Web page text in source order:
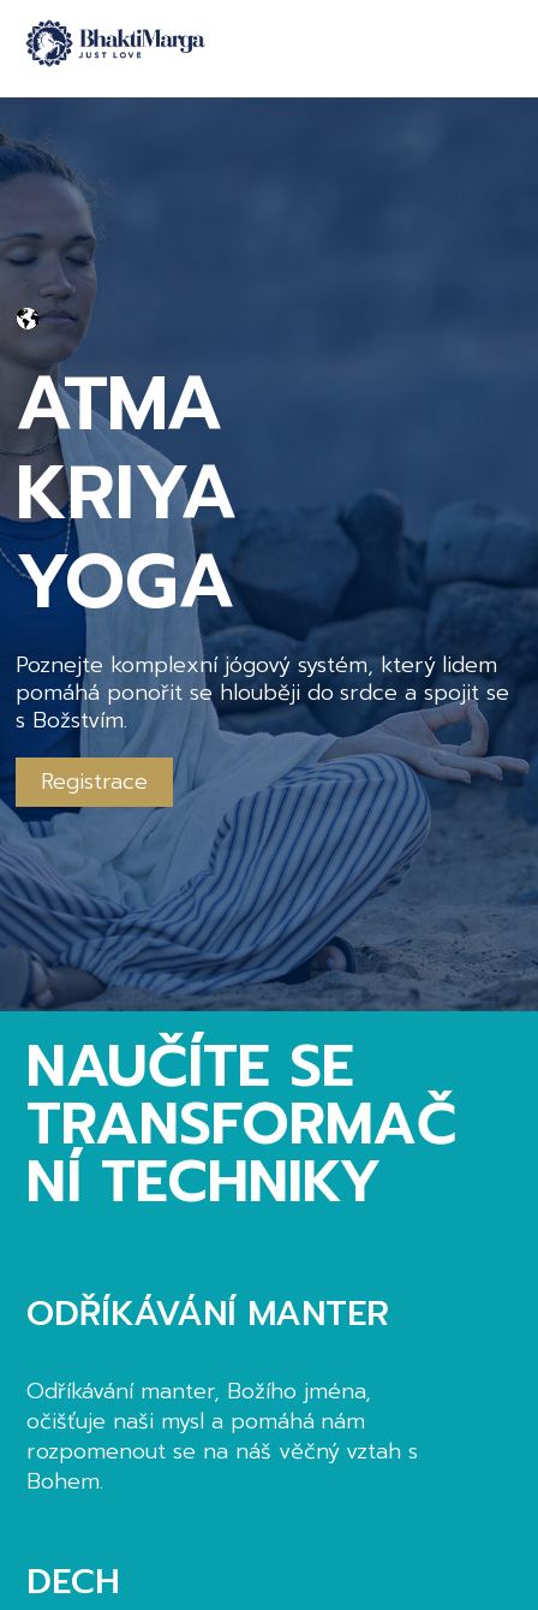
ATMA
KRIYA
YOGA
Poznejte komplexní jógový systém, který lidem
pomáhá ponořit se hlouběji do srdce a spojit se
s Božstvím.
Registrace
NAUČÍTE SE
TRANSFORMAČ
NÍ TECHNIKY
ODŘÍKÁVÁNÍ MANTER
Odříkávání manter, Božího jména,
očišťuje naši mysl a pomáhá nám
rozpomenout se na náš věčný vztah s
Bohem.
DECH